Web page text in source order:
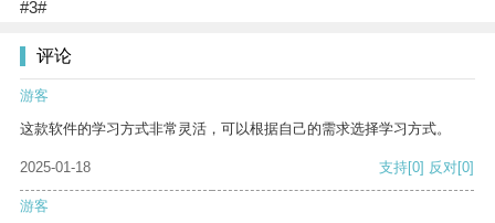
#3#
评论
游客
这款软件的学习方式非常灵活，可以根据自己的需求选择学习方式。
2025-01-18 支持[0] 反对[0]
游客